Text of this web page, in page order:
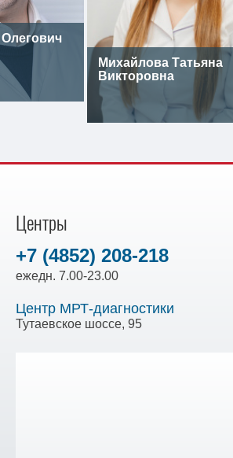
Михайлова Татьяна
Викторовна
Центры
+7 (4852) 208-218
ежедн. 7.00-23.00
Центр МРТ-диагностики
Тутаевское шоссе, 95